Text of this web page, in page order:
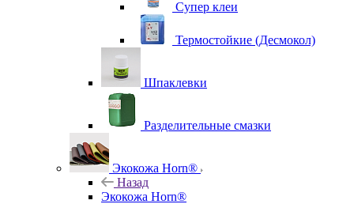
Супер клеи
Термостойкие (Десмокол)
Шпаклевки
Разделительные смазки
Экокожа Horn®
Назад
Экокожа Horn®